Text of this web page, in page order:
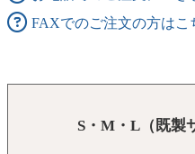
FAXでのご注文の方はこ
S・M・L（既製